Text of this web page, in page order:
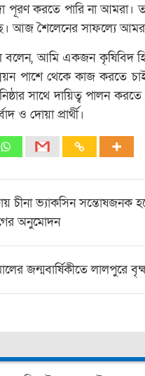
পূরণ করতে পারি না আমরা।
আজ শৈলেনের সাফল্যে
বলেন, আমি একজন কৃষিবিদ
পাশে থেকে কাজ করতে
সাথে দায়িত্ব পালন
ও দোয়া প্রার্থী।
চীনা ভ্যাকসিন সন্তোষজনক
অনুমোদন
জন্মবার্ষিকীতে লালপুরে